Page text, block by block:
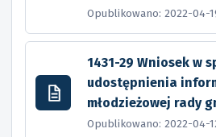
Opublikowano: 2022-04-
1431-29 Wniosek w
udostępnienia
młodzieżowej rady
Opublikowano: 2022-04-